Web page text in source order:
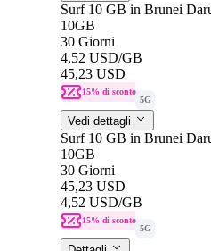
Surf 10 GB in Brunei
10GB
30 Giorni
4,52 USD/GB
45,23 USD
15% di sconto
5G
Vedi dettagli
Surf 10 GB in Brunei
10GB
30 Giorni
45,23 USD
4,52 USD/GB
15% di sconto
5G